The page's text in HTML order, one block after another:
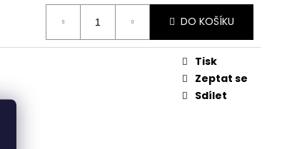
DO KOŠÍKU
Tisk
Zeptat se
Sdílet